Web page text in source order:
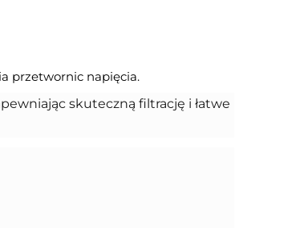
przetwornic napięcia.
skuteczną filtrację i łatwe